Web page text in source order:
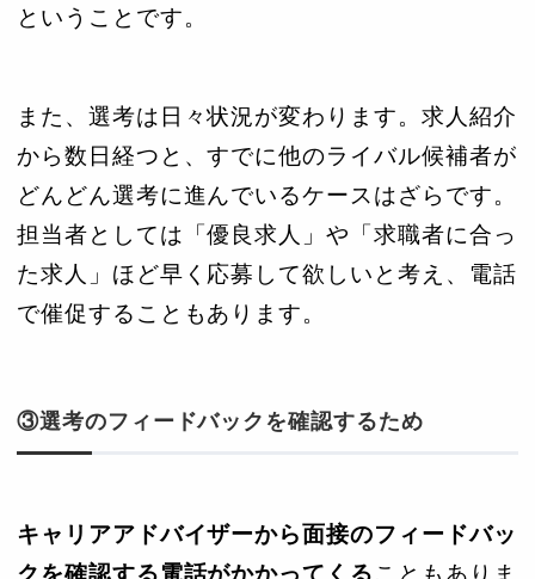
ということです。
また、選考は日々状況が変わります。求人紹介
から数日経つと、すでに他のライバル候補者が
どんどん選考に進んでいるケースはざらです。
担当者としては「優良求人」や「求職者に合っ
た求人」ほど早く応募して欲しいと考え、電話
で催促することもあります。
③選考のフィードバックを確認するため
キャリアアドバイザーから面接のフィードバッ
クを確認する電話がかかってくることもありま